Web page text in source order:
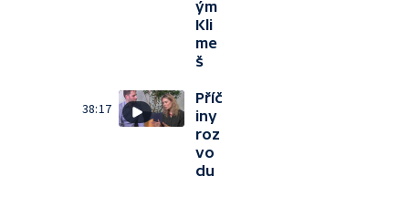
ým
Kli
me
š
38:17
Příč
iny
roz
vo
du